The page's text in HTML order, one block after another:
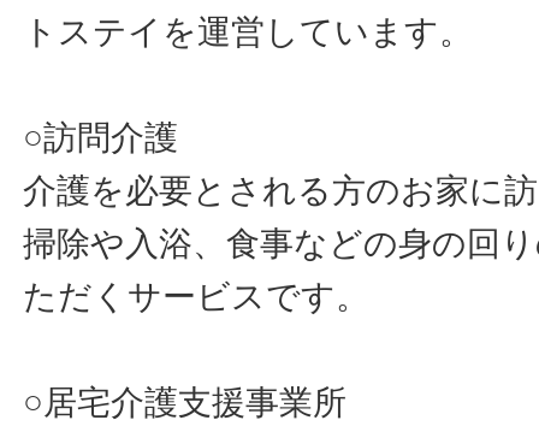
トステイを運営しています。
○訪問介護
介護を必要とされる方のお家に
掃除や入浴、食事などの身の回
ただくサービスです。
○居宅介護支援事業所